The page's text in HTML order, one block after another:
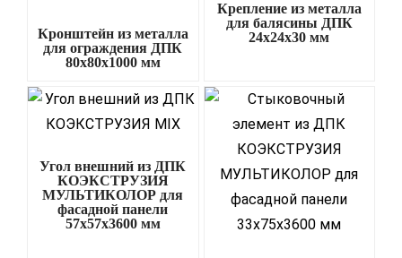
Кронштейн из металла
для ограждения ДПК
80х80х1000 мм
Крепление из металла
для балясины ДПК
24х24х30 мм
Угол внешний из ДПК
КОЭКСТРУЗИЯ
МУЛЬТИКОЛОР для
фасадной панели
57х57х3600 мм